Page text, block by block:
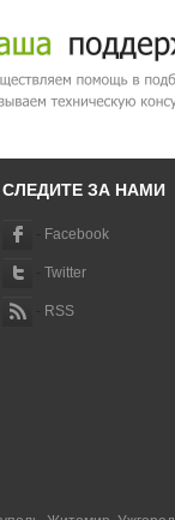
СЛЕДИТЕ ЗА НАМИ
Facebook
Twitter
RSS